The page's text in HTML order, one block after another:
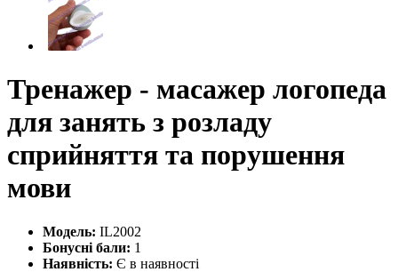
Тренажер - масажер логопеда
для занять з розладу
сприйняття та порушення
мови
Модель: IL2002
Бонусні бали: 1
Наявність: Є в наявності